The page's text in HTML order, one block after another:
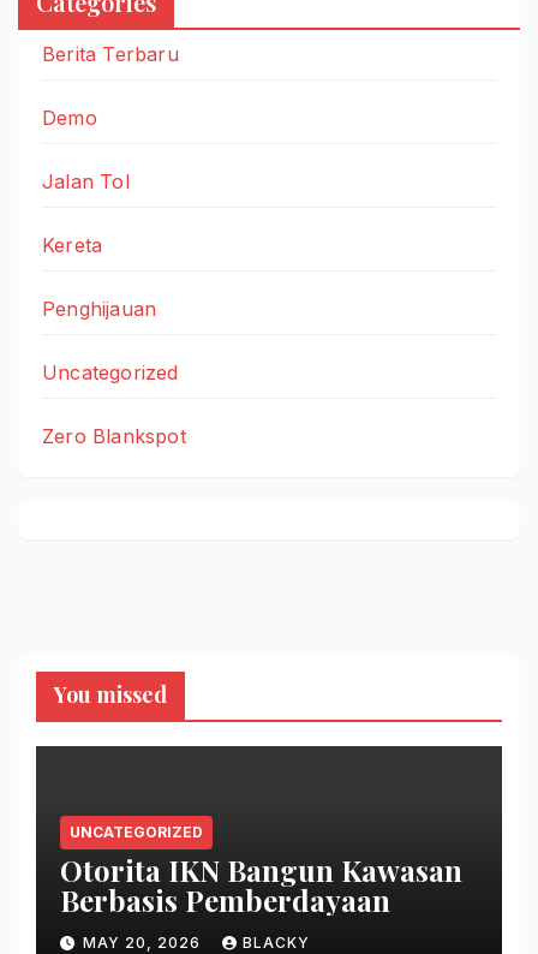
Berita Terbaru
Demo
Jalan Tol
Kereta
Penghijauan
Uncategorized
Zero Blankspot
You missed
UNCATEGORIZED
Otorita IKN Bangun Kawasan
Berbasis Pemberdayaan
MAY 20, 2026 BLACKY